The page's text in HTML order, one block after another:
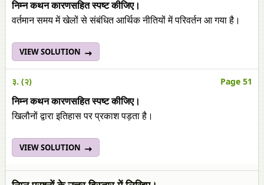
निम्न कथन कारणसहित स्पष्ट कीजिए।
वर्तमान समय में खेलों से संबंधित आर्थिक नीतियों में परिवर्तन आ गया है।
VIEW SOLUTION
३. (२) Page 51
निम्न कथन कारणसहित स्पष्ट कीजिए।
खिलौनों द्वारा इतिहास पर प्रकाश पड़ता है।
VIEW SOLUTION